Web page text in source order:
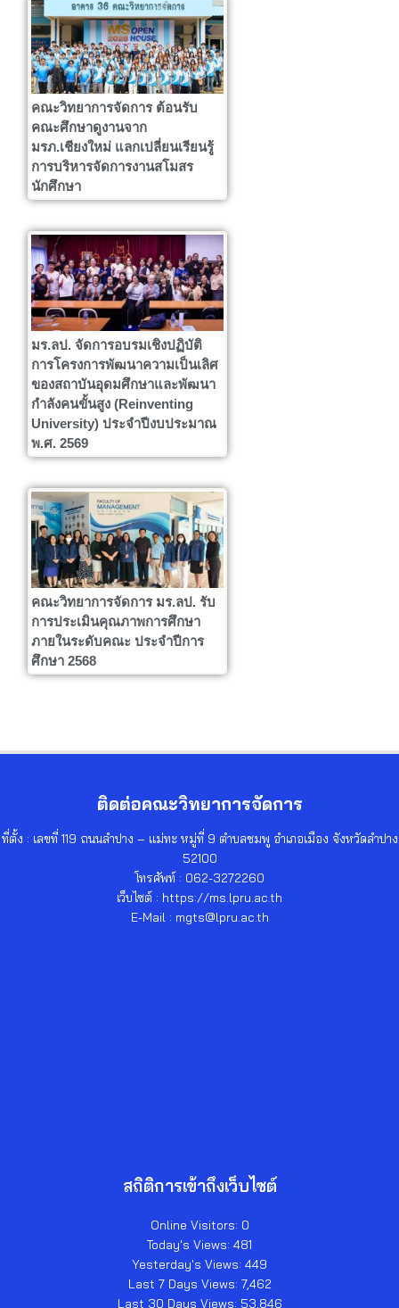
คณะวิทยาการจัดการ ต้อนรับ
คณะศึกษาดูงานจาก
มรภ.เชียงใหม่ แลกเปลี่ยนเรียนรู้
การบริหารจัดการงานสโมสร
นักศึกษา
มร.ลป. จัดการอบรมเชิงปฏิบัติ
การโครงการพัฒนาความเป็นเลิศ
ของสถาบันอุดมศึกษาและพัฒนา
กำลังคนขั้นสูง (Reinventing
University) ประจำปีงบประมาณ
พ.ศ. 2569
คณะวิทยาการจัดการ มร.ลป. รับ
การประเมินคุณภาพการศึกษา
ภายในระดับคณะ ประจำปีการ
ศึกษา 2568
ติดต่อคณะวิทยาการจัดการ
ที่ตั้ง : เลขที่ 119 ถนนลำปาง – แม่ทะ หมู่ที่ 9 ตำบลชมพู อำเภอเมือง จังหวัดลำปาง
52100
โทรศัพท์ : 062-3272260
เว็บไซต์ : https://ms.lpru.ac.th
E-Mail : mgts@lpru.ac.th
สถิติการเข้าถึงเว็บไซต์
Online Visitors: 0
Today's Views: 481
Yesterday's Views: 449
Last 7 Days Views: 7,462
Last 30 Days Views: 53,846